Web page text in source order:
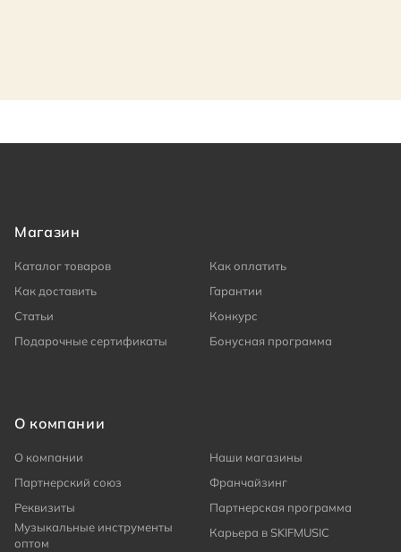
Магазин
Каталог товаров
Как оплатить
Как доставить
Гарантии
Статьи
Конкурс
Подарочные сертификаты
Бонусная программа
О компании
О компании
Наши магазины
Партнерский союз
Франчайзинг
Реквизиты
Партнерская программа
Музыкальные инструменты
оптом
Карьера в SKIFMUSIC